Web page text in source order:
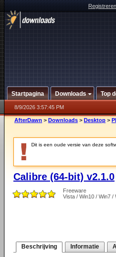
Registreren
Startpagina Downloads Top
8/9/2026 3:57:45 PM
AfterDawn > Downloads > Desktop >
Dit is een oude versie van deze
Calibre (64-bit) v2.1.0
Freeware
Vista / Win10 / Win7 /
Beschrijving Informatie